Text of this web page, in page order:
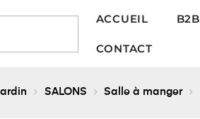
ACCUEIL B2B
CONTACT
SALONS Salle à manger